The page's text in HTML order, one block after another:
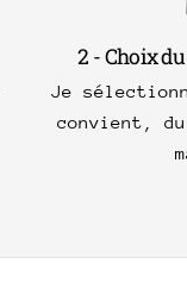
2 - Choix
Je
convient,